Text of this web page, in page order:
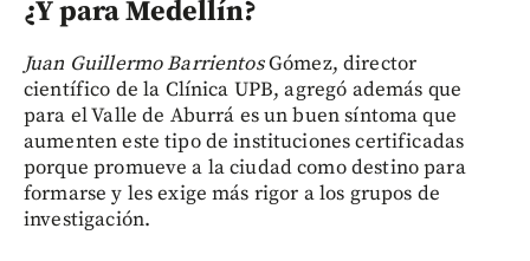
¿Y para Medellín?
Juan Guillermo BarrientosGómez, director
científico de la Clínica UPB, agregó además que
para el Valle de Aburrá es un buen síntoma que
aumenten este tipo de instituciones certificadas
porque promueve a la ciudad como destino para
formarse y les exige más rigor a los grupos de
investigación.